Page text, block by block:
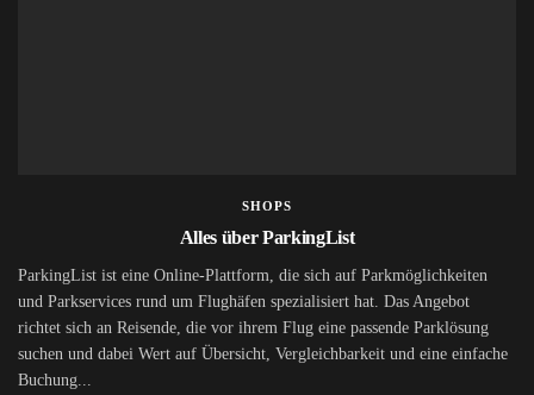
SHOPS
Alles über ParkingList
ParkingList ist eine Online-Plattform, die sich auf Parkmöglichkeiten
und Parkservices rund um Flughäfen spezialisiert hat. Das Angebot
richtet sich an Reisende, die vor ihrem Flug eine passende Parklösung
suchen und dabei Wert auf Übersicht, Vergleichbarkeit und eine einfache
Buchung...